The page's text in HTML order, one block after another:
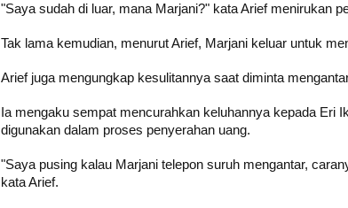
"Saya sudah di luar, mana Marjani?" kata Arief menirukan
Tak lama kemudian, menurut Arief, Marjani keluar untuk
Arief juga mengungkap kesulitannya saat diminta
Ia mengaku sempat mencurahkan keluhannya kepada Eri
digunakan dalam proses penyerahan uang.
"Saya pusing kalau Marjani telepon suruh mengantar,
kata Arief.